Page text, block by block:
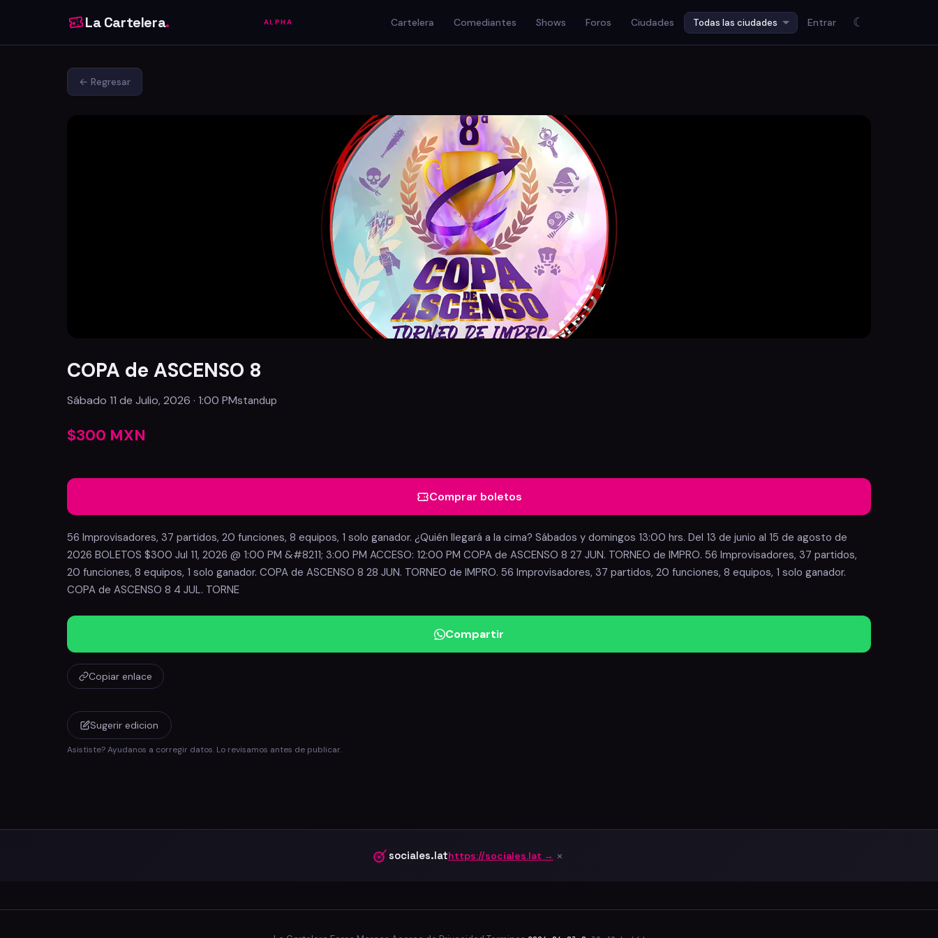
La Cartelera. ALPHA Cartelera Comediantes Shows Foros Ciudades Entrar ☾
← Regresar
COPA de ASCENSO 8
Sábado 11 de Julio, 2026 · 1:00 PMstandup
$300 MXN
Comprar boletos
56 Improvisadores, 37 partidos, 20 funciones, 8 equipos, 1 solo ganador. ¿Quién llegará a la cima? Sábados y domingos 13:00 hrs. Del 13 de junio al 15 de agosto de
2026 BOLETOS $300 Jul 11, 2026 @ 1:00 PM &#8211; 3:00 PM ACCESO: 12:00 PM COPA de ASCENSO 8 27 JUN. TORNEO de IMPRO. 56 Improvisadores, 37 partidos,
20 funciones, 8 equipos, 1 solo ganador. COPA de ASCENSO 8 28 JUN. TORNEO de IMPRO. 56 Improvisadores, 37 partidos, 20 funciones, 8 equipos, 1 solo ganador.
COPA de ASCENSO 8 4 JUL. TORNE
Compartir
Copiar enlace
Sugerir edicion
Asististe? Ayudanos a corregir datos. Lo revisamos antes de publicar.
sociales.lathttps://sociales.lat → ×